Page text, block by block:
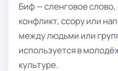
Биф — сленговое
конфликт, ссору или
между людьми или
используется в
культуре.